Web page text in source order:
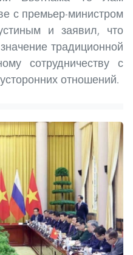
с премьер-министром
и заявил, что
традиционной
сотрудничеству с
отношений.